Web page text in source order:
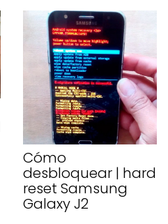
Cómo
desbloquear | hard
reset Samsung
Galaxy J2